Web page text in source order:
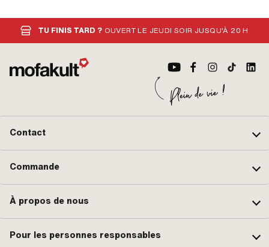
TU FINIS TARD ? OUVERT LE JEUDI SOIR JUSQU'À 20 H
Contact
Commande
À propos de nous
Pour les personnes responsables